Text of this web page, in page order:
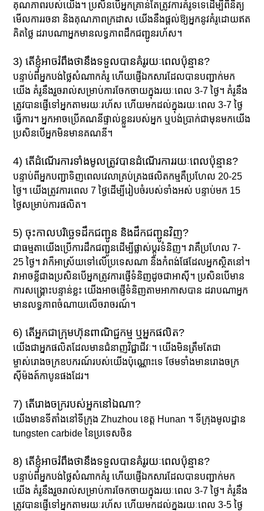
គុណភាពរបស់យើង។ ប្រសិនបើអ្នកគ្រាន់តែត្រូវការគំរូទទេដើម្បីពិនិត្យ
មើលការរចនា និងគុណភាពក្រដាស យើងនឹងផ្តល់ឱ្យអ្នកនូវគំរូដោយឥត
គិតថ្លៃ ដរាបណាអ្នកមានលទ្ធភាពដឹកជញ្ជូនរហ័ស។
3) តើខ្ញុំអាចរំពឹងថានឹងទទួលបានគំរូរយៈពេលប៉ុន្មាន?
បន្ទាប់ពីអ្នកបង់ថ្លៃសំណាកគំរូ ហើយផ្ញើឯកសារដែលបានបញ្ជាក់មក
យើង គំរូនឹងរួចរាល់សម្រាប់ការចែកចាយក្នុងរយៈពេល 3-7 ថ្ងៃ។ គំរូនឹង
ត្រូវបានផ្ញើទៅអ្នកតាមរយៈរហ័ស ហើយមកដល់ក្នុងរយៈពេល 3-7 ថ្ងៃ
ធ្វើការ។ អ្នក​អាច​ប្រើ​គណនី​ផ្ទាល់​ខ្លួន​របស់​អ្នក ឬ​បង់​ប្រាក់​ជាមុន​មក​យើង​
ប្រសិន​បើ​អ្នក​មិន​មាន​គណនី។
4) តើដំណើរការទាំងមូលត្រូវបានដំណើរការរយៈពេលប៉ុន្មាន?
បន្ទាប់ពីអ្នកបញ្ជាទិញពេលវេលាគ្រប់គ្រងផលិតកម្មគឺប្រហែល 20-25
ថ្ងៃ។ យើងត្រូវការពេល 7 ថ្ងៃដើម្បីរៀបចំរបស់ទាំងអស់ បន្ទាប់មក 15
ថ្ងៃសម្រាប់ការផលិត។
5) ចុះកាលបរិច្ឆេទដឹកជញ្ជូន និងដឹកជញ្ជូនវិញ?
ជាធម្មតាយើងប្រើការដឹកជញ្ជូនដើម្បីផ្លាស់ប្តូរទំនិញ។ វាគឺប្រហែល 7-
25 ថ្ងៃ។ វាក៏អាស្រ័យទៅលើប្រទេសណា និងកំពង់ផែដែលអ្នកស្ថិតនៅ។
វាអាចខ្លីជាងប្រសិនបើអ្នកត្រូវការផ្ញើទំនិញដូចជាអាស៊ី។ ប្រសិនបើមាន
ការសង្គ្រោះបន្ទាន់ខ្លះ យើងអាចផ្ញើទំនិញតាមអាកាសបាន ដរាបណាអ្នក
មានលទ្ធភាពចំណាយលើចរាចរណ៍។
6) តើអ្នកជាក្រុមហ៊ុនពាណិជ្ជកម្ម ឬអ្នកផលិត?
យើងជាអ្នកផលិតដែលមានជំនាញវិជ្ជាជីវៈ។ យើងមិនត្រឹមតែជា
ម្ចាស់រោងចក្រឧបករណ៍របស់យើងប៉ុណ្ណោះទេ ថែមទាំងមានរោងចក្រ
ស៊ីម៉ងត៍កាបូនផងដែរ។
7) តើរោងចក្ររបស់អ្នកនៅឯណា?
យើងមានទីតាំងនៅទីក្រុង Zhuzhou ខេត្ត Hunan ។ ទីក្រុងមូលដ្ឋាន
tungsten carbide នៃប្រទេសចិន
8) តើខ្ញុំអាចរំពឹងថានឹងទទួលបានគំរូរយៈពេលប៉ុន្មាន?
បន្ទាប់ពីអ្នកបង់ថ្លៃសំណាកគំរូ ហើយផ្ញើឯកសារដែលបានបញ្ជាក់មក
យើង គំរូនឹងរួចរាល់សម្រាប់ការចែកចាយក្នុងរយៈពេល 3-7 ថ្ងៃ។ គំរូនឹង
ត្រូវបានផ្ញើទៅអ្នកតាមរយៈរហ័ស ហើយមកដល់ក្នុងរយៈពេល 3-5 ថ្ងៃ